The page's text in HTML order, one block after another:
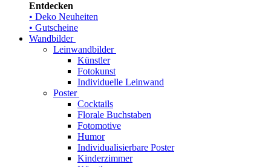
Entdecken
• Deko Neuheiten
• Gutscheine
Wandbilder
Leinwandbilder
Künstler
Fotokunst
Individuelle Leinwand
Poster
Cocktails
Florale Buchstaben
Fotomotive
Humor
Individualisierbare Poster
Kinderzimmer